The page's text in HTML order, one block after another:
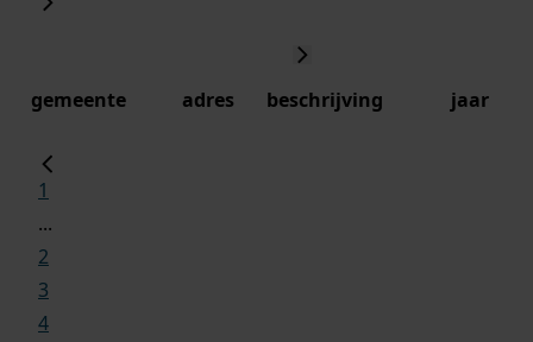
gemeente adres beschrijving jaar
1
...
2
3
4